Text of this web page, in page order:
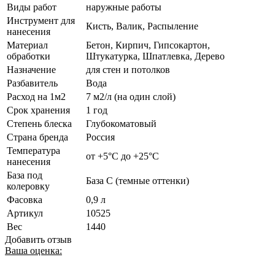
Виды работ
наружные работы
Инструмент для
нанесения
Кисть, Валик, Распыление
Материал
обработки
Бетон, Кирпич, Гипсокартон,
Штукатурка, Шпатлевка, Дерево
Назначение
для стен и потолков
Разбавитель
Вода
Расход на 1м2
7 м2/л (на один слой)
Срок хранения
1 год
Степень блеска
Глубокоматовый
Страна бренда
Россия
Температура
нанесения
от +5°С до +25°С
База под
колеровку
База С (темные оттенки)
Фасовка
0,9 л
Артикул
10525
Вес
1440
Добавить отзыв
Ваша оценка: